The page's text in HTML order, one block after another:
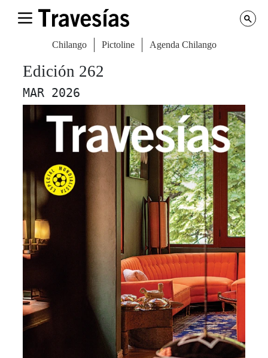
Chilango Pictoline Agenda Chilango
Edición 262
MAR 2026